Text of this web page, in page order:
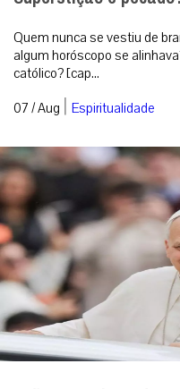
Quem nunca se vestiu de
algum horóscopo se
católico? [cap...
07 / Aug | Espiritualidade